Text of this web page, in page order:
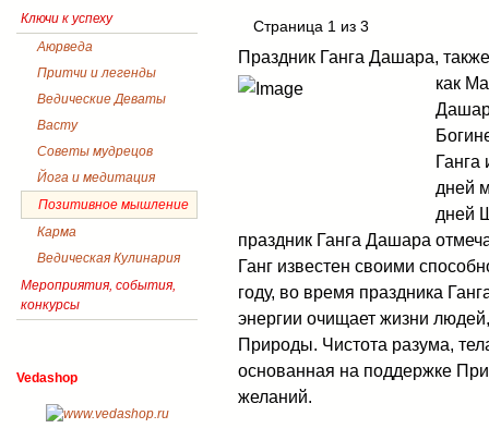
Страница 1 из 3
Праздник Ганга Дашара,
как Ма
Ганга
дней
дней
праздник Ганга Дашара
Ганг известен своими
году, во время праздника
энергии очищает жизни
Природы. Чистота разума,
основанная на поддержке
желаний.
Ключи к успеху
Аюрведа
Притчи и легенды
Ведические Деваты
Васту
Советы мудрецов
Йога и медитация
Позитивное мышление
Карма
Ведическая Кулинария
Мероприятия, события,
конкурсы
Vedashop